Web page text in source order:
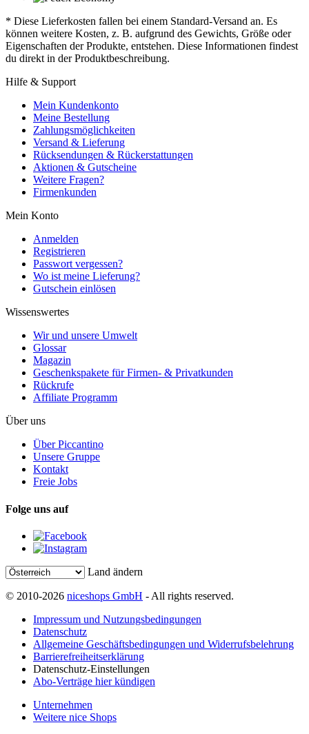
* Diese Lieferkosten fallen bei einem Standard-Versand an. Es
können weitere Kosten, z. B. aufgrund des Gewichts, Größe oder
Eigenschaften der Produkte, entstehen. Diese Informationen findest
du direkt in der Produktbeschreibung.
Hilfe & Support
Mein Kundenkonto
Meine Bestellung
Zahlungsmöglichkeiten
Versand & Lieferung
Rücksendungen & Rückerstattungen
Aktionen & Gutscheine
Weitere Fragen?
Firmenkunden
Mein Konto
Anmelden
Registrieren
Passwort vergessen?
Wo ist meine Lieferung?
Gutschein einlösen
Wissenswertes
Wir und unsere Umwelt
Glossar
Magazin
Geschenkspakete für Firmen- & Privatkunden
Rückrufe
Affiliate Programm
Über uns
Über Piccantino
Unsere Gruppe
Kontakt
Freie Jobs
Folge uns auf
Land ändern
© 2010-2026 niceshops GmbH - All rights reserved.
Impressum und Nutzungsbedingungen
Datenschutz
Allgemeine Geschäftsbedingungen und Widerrufsbelehrung
Barrierefreiheitserklärung
Datenschutz-Einstellungen
Abo-Verträge hier kündigen
Unternehmen
Weitere nice Shops